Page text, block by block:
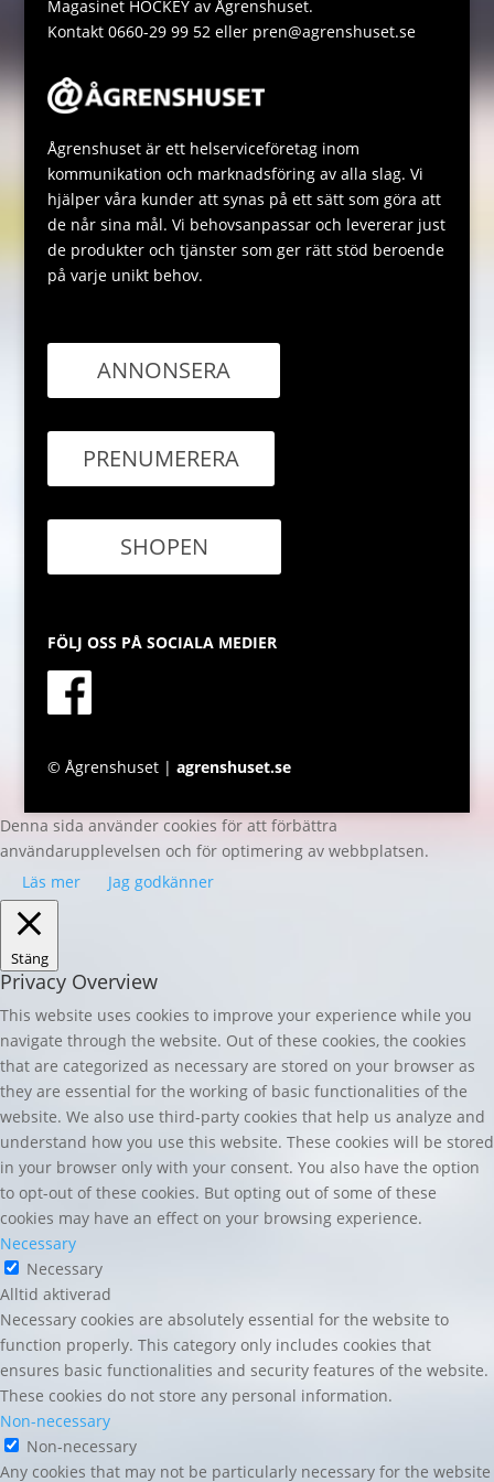
Magasinet HOCKEY av Ågrenshuset.
Kontakt 0660-29 99 52 eller pren@agrenshuset.se
Ågrenshuset är ett helserviceföretag inom
kommunikation och marknadsföring av alla slag. Vi
hjälper våra kunder att synas på ett sätt som göra att
de når sina mål. Vi behovsanpassar och levererar just
de produkter och tjänster som ger rätt stöd beroende
på varje unikt behov.
ANNONSERA
PRENUMERERA
SHOPEN
FÖLJ OSS PÅ SOCIALA MEDIER
© Ågrenshuset | agrenshuset.se
Denna sida använder cookies för att förbättra
användarupplevelsen och för optimering av webbplatsen.
Läs mer
Jag godkänner
Stäng
Privacy Overview
This website uses cookies to improve your experience while you
navigate through the website. Out of these cookies, the cookies
that are categorized as necessary are stored on your browser as
they are essential for the working of basic functionalities of the
website. We also use third-party cookies that help us analyze and
understand how you use this website. These cookies will be stored
in your browser only with your consent. You also have the option
to opt-out of these cookies. But opting out of some of these
cookies may have an effect on your browsing experience.
Necessary
Necessary
Alltid aktiverad
Necessary cookies are absolutely essential for the website to
function properly. This category only includes cookies that
ensures basic functionalities and security features of the website.
These cookies do not store any personal information.
Non-necessary
Non-necessary
Any cookies that may not be particularly necessary for the website